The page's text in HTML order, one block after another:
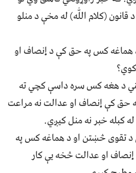
(کلام اللّٰه) له مخې د منلو
د هماغه کس په حق کې د إنصاف او
د هغه کس سره داسې کچي ته
کې إنصاف او عدالت نه مراعت
له کبله خبر نه منل کيږي.
د تقوی څښتن او د هماغه کس په
او عدالت څخه يې کار